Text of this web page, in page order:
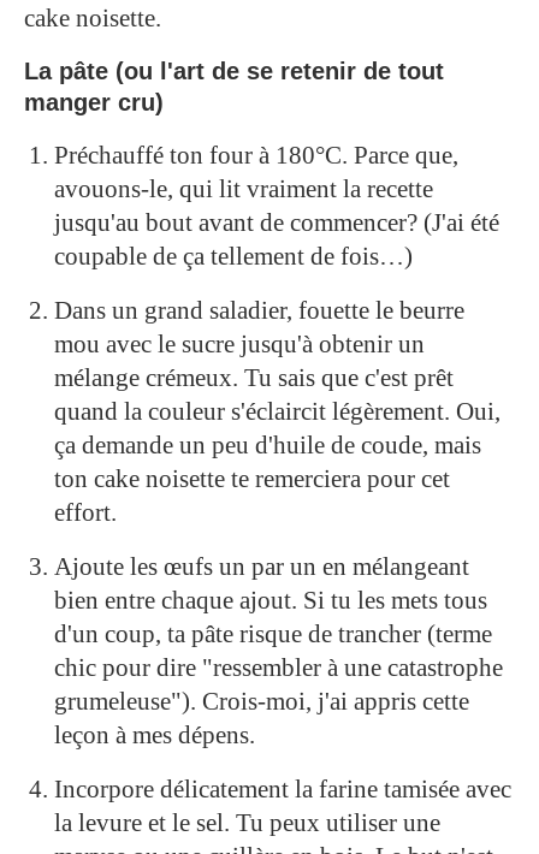
cake noisette.
La pâte (ou l'art de se retenir de tout
manger cru)
Préchauffé ton four à 180°C. Parce que,
avouons-le, qui lit vraiment la recette
jusqu'au bout avant de commencer? (J'ai été
coupable de ça tellement de fois…)
Dans un grand saladier, fouette le beurre
mou avec le sucre jusqu'à obtenir un
mélange crémeux. Tu sais que c'est prêt
quand la couleur s'éclaircit légèrement. Oui,
ça demande un peu d'huile de coude, mais
ton cake noisette te remerciera pour cet
effort.
Ajoute les œufs un par un en mélangeant
bien entre chaque ajout. Si tu les mets tous
d'un coup, ta pâte risque de trancher (terme
chic pour dire "ressembler à une catastrophe
grumeleuse"). Crois-moi, j'ai appris cette
leçon à mes dépens.
Incorpore délicatement la farine tamisée avec
la levure et le sel. Tu peux utiliser une